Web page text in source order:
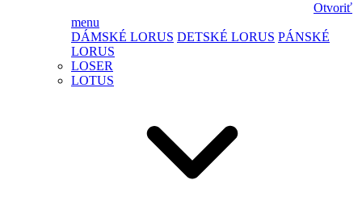
Otvoriť
menu
DÁMSKÉ LORUS DETSKÉ LORUS PÁNSKÉ
LORUS
LOSER
LOTUS